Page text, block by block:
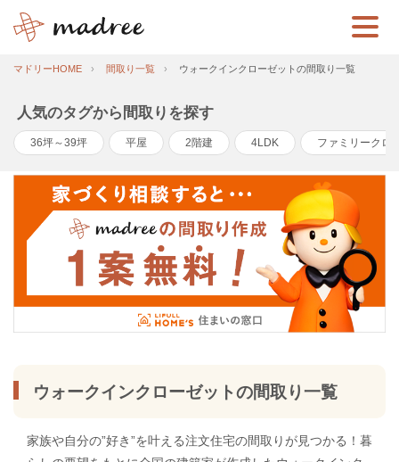
マドリーHOME 間取り一覧 ウォークインクローゼットの間取り一覧
人気のタグから間取りを探す
36坪～39坪 平屋 2階建 4LDK ファミリークロ
ウォークインクローゼットの間取り一覧
家族や自分の”好き”を叶える注文住宅の間取りが見つかる！暮